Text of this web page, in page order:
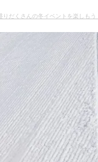
だくさんの冬イベントを楽しもう